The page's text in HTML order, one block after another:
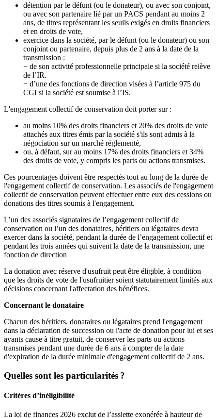
détention par le défunt (ou le donateur), ou avec son conjoint,
ou avec son partenaire lié par un PACS pendant au moins 2
ans, de titres représentant les seuils exigés en droits financiers
et en droits de vote,
exercice dans la société, par le défunt (ou le donateur) ou son
conjoint ou partenaire, depuis plus de 2 ans à la date de la
transmission :
− de son activité professionnelle principale si la société relève
de l’IR.
− d’une des fonctions de direction visées à l’article 975 du
CGI si la société est soumise à l’IS.
L'engagement collectif de conservation doit porter sur :
au moins 10% des droits financiers et 20% des droits de vote
attachés aux titres émis par la société s'ils sont admis à la
négociation sur un marché réglementé,
ou, à défaut, sur au moins 17% des droits financiers et 34%
des droits de vote, y compris les parts ou actions transmises.
Ces pourcentages doivent être respectés tout au long de la durée de
l'engagement collectif de conservation. Les associés de l'engagement
collectif de conservation peuvent effectuer entre eux des cessions ou
donations des titres soumis à l'engagement.
L’un des associés signataires de l’engagement collectif de
conservation ou l’un des donataires, héritiers ou légataires devra
exercer dans la société, pendant la durée de l’engagement collectif et
pendant les trois années qui suivent la date de la transmission, une
fonction de direction
La donation avec réserve d'usufruit peut être éligible, à condition
que les droits de vote de l'usufruitier soient statutairement limités aux
décisions concernant l'affectation des bénéfices.
Concernant le donataire
Chacun des héritiers, donataires ou légataires prend l'engagement
dans la déclaration de succession ou l'acte de donation pour lui et ses
ayants cause à titre gratuit, de conserver les parts ou actions
transmises pendant une durée de 6 ans à compter de la date
d'expiration de la durée minimale d'engagement collectif de 2 ans.
Quelles sont les particularités ?
Critères d’inéligibilité
La loi de finances 2026 exclut de l’assiette exonérée à hauteur de